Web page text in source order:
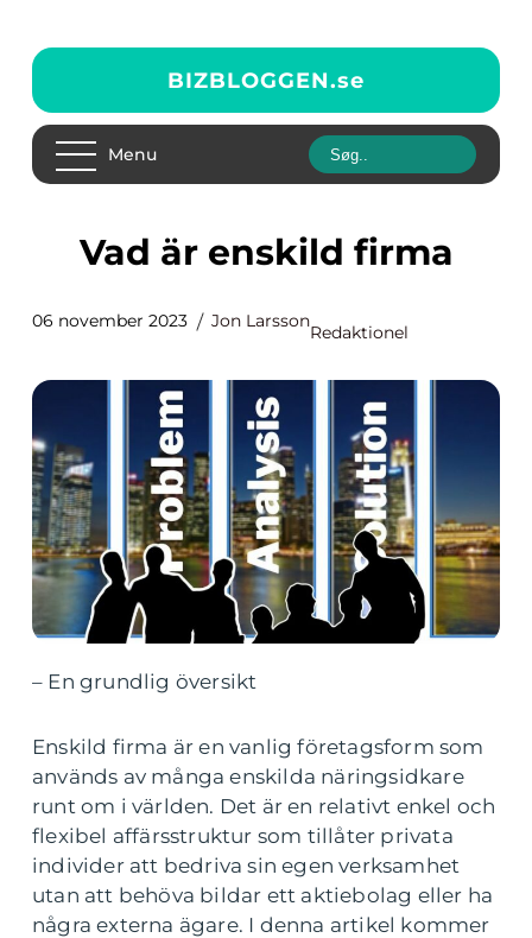
BIZBLOGGEN.se
Menu
Vad är enskild firma
06 november 2023 Jon Larsson
Redaktionel
– En grundlig översikt
Enskild firma är en vanlig företagsform som
används av många enskilda näringsidkare
runt om i världen. Det är en relativt enkel och
flexibel affärsstruktur som tillåter privata
individer att bedriva sin egen verksamhet
utan att behöva bildar ett aktiebolag eller ha
några externa ägare. I denna artikel kommer